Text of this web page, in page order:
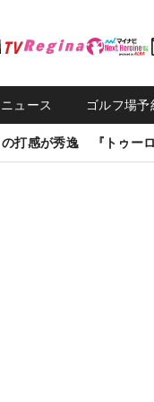
ュース ゴルフ場予
打感が秀逸 『トゥーロ